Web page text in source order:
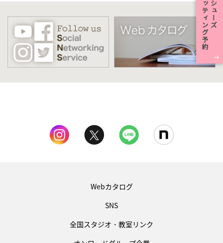
Webカタログ
SNS
全国スタジオ・教室リンク